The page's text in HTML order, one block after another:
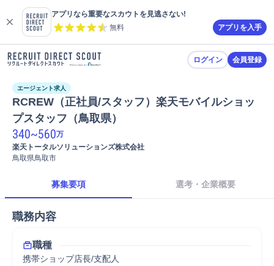
アプリなら重要なスカウトを見逃さない!
無料
アプリを入手
ログイン 会員登録
エージェント求人
RCREW（正社員/スタッフ）楽天モバイルショッ
プスタッフ（鳥取県）
340~560万
楽天トータルソリューションズ株式会社
鳥取県鳥取市
募集要項 選考・企業概要
職務内容
職種
携帯ショップ店長/支配人